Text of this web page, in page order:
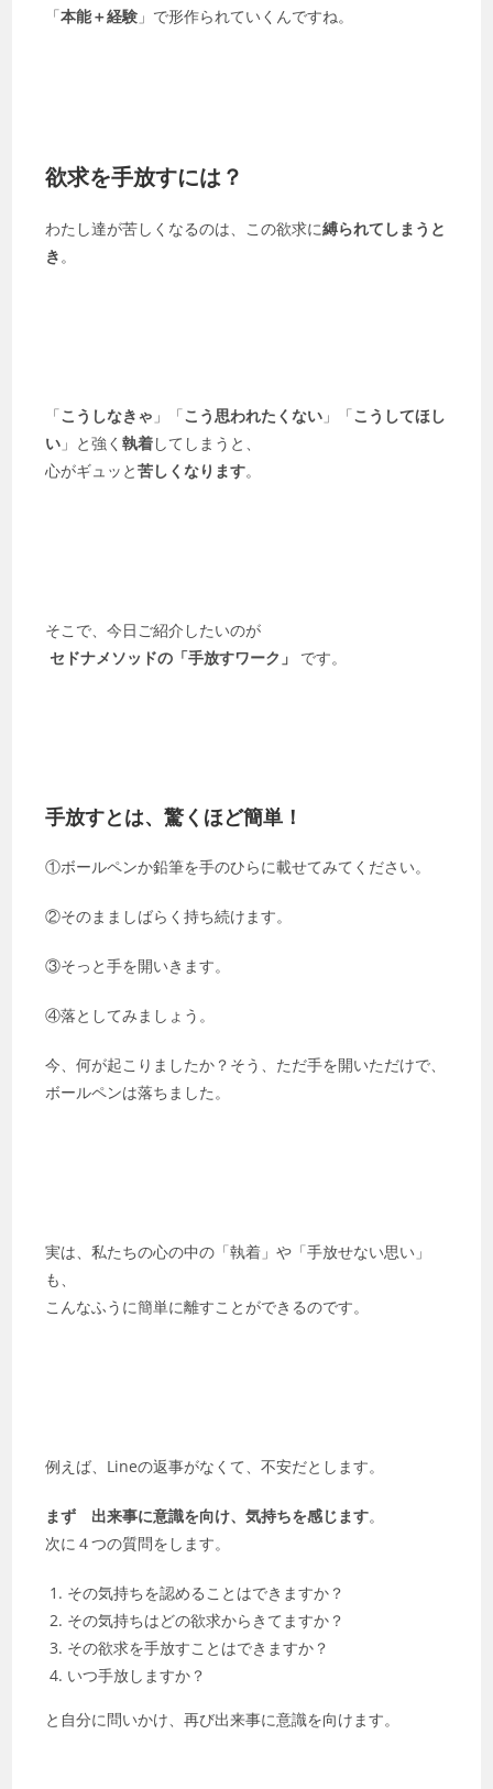
「本能＋経験 」で形作られていくんですね。
欲求を手放すには？
わたし達が苦しくなるのは、この欲求に縛られてしまうと
き 。
「こうしなきゃ 」「こう思われたくない 」「こうしてほし
い 」と強く執着してしまうと、
心がギュッと苦しくなります。
そこで、今日ご紹介したいのが
セドナメソッドの「手放すワーク」
です。
手放すとは、驚くほど簡単！
①ボールペンか鉛筆を手のひらに載せてみてください。
②そのまましばらく持ち続けます。
③そっと手を開いきます。
④落としてみましょう。
今、何が起こりましたか？そう、ただ手を開いただけで、
ボールペンは落ちました。
実は、私たちの心の中の「執着」や「手放せない思い」
も、
こんなふうに簡単に離すことができるのです。
例えば、Lineの返事がなくて、不安だとします。
まず 出来事に意識を向け、気持ちを感じます。
次に４つの質問をします。
その気持ちを認めることはできますか？
その気持ちはどの欲求からきてますか？
その欲求を手放すことはできますか？
いつ手放しますか？
と自分に問いかけ、再び出来事に意識を向けます。